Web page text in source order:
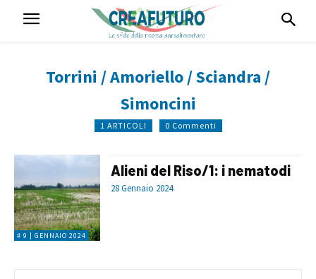
Torrini / Amoriello / Sciandra /
Simoncini
1 ARTICOLI 0 Commenti
# 9 | GENNAIO 2024
Alieni del Riso/1: i nematodi
28 Gennaio 2024